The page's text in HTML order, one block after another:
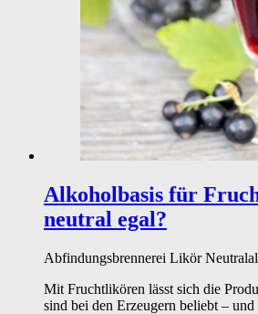
Alkoholbasis für
neutral egal?
Abfindungsbrennerei Likör
Mit Fruchtlikören lässt sich die
sind bei den Erzeugern beliebt –